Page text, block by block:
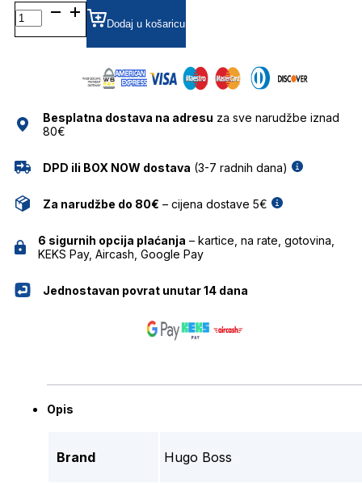
BOSS1582 DIOPTRIJSKI
OKVIRI
HUGO
Dodaj u košaricu
Besplatna dostava na adresu za sve narudžbe iznad
80€
DPD ili BOX NOW dostava (3-7 radnih dana)
Za narudžbe do 80€ – cijena dostave 5€
6 sigurnih opcija plaćanja – kartice, na rate, gotovina,
KEKS Pay, Aircash, Google Pay
Jednostavan povrat unutar 14 dana
Opis
Brand Hugo Boss